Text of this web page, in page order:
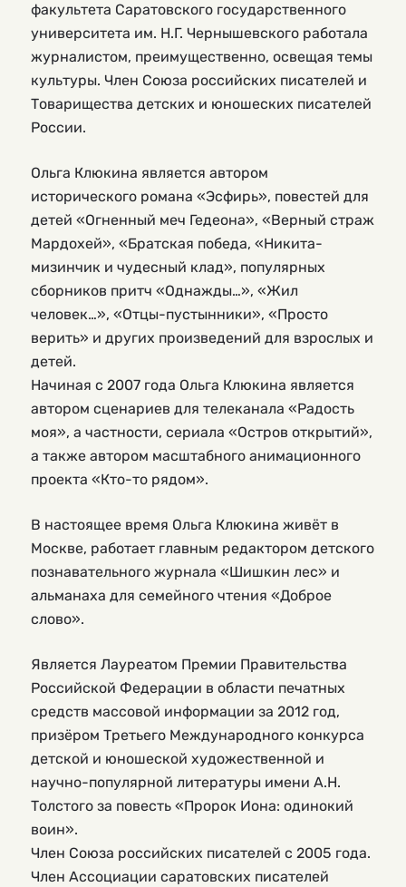
факультета Саратовского государственного
университета им. Н.Г. Чернышевского работала
журналистом, преимущественно, освещая темы
культуры. Член Союза российских писателей и
Товарищества детских и юношеских писателей
России.
Ольга Клюкина является автором
исторического романа «Эсфирь», повестей для
детей «Огненный меч Гедеона», «Верный страж
Мардохей», «Братская победа, «Никита-
мизинчик и чудесный клад», популярных
сборников притч «Однажды…», «Жил
человек…», «Отцы-пустынники», «Просто
верить» и других произведений для взрослых и
детей.
Начиная с 2007 года Ольга Клюкина является
автором сценариев для телеканала «Радость
моя», а частности, сериала «Остров открытий»,
а также автором масштабного анимационного
проекта «Кто-то рядом».
В настоящее время Ольга Клюкина живёт в
Москве, работает главным редактором детского
познавательного журнала «Шишкин лес» и
альманаха для семейного чтения «Доброе
слово».
Является Лауреатом Премии Правительства
Российской Федерации в области печатных
средств массовой информации за 2012 год,
призёром Третьего Международного конкурса
детской и юношеской художественной и
научно-популярной литературы имени А.Н.
Толстого за повесть «Пророк Иона: одинокий
воин».
Член Союза российских писателей с 2005 года.
Член Ассоциации саратовских писателей